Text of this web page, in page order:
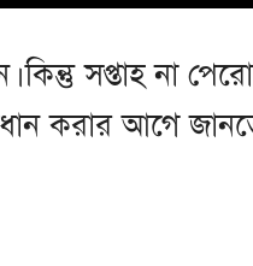
কিন্তু সপ্তাহ না
করার আগে